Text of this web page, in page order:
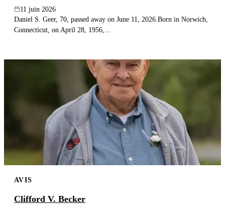
11 juin 2026
Daniel S. Geer, 70, passed away on June 11, 2026.Born in Norwich,
Connecticut, on April 28, 1956,...
AVIS
Clifford V. Becker